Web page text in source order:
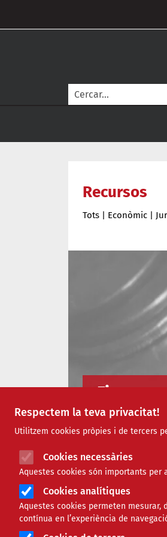
Respectem la teva privacitat!
Utilitzem cookies pròpies i de tercers
Cookies necessàries
Aquestes cookies són importants per
Cookies analítiques
Aquestes cookies permeten
contínua en l’experiència de
Cerca
Recursos
Tots | Econòmic |